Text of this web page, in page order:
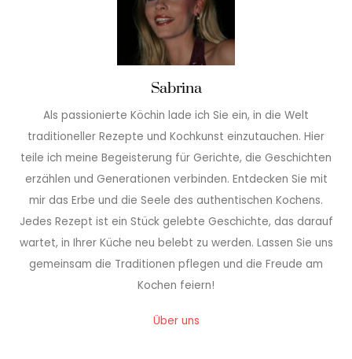
Sabrina
Als passionierte Köchin lade ich Sie ein, in die Welt
traditioneller Rezepte und Kochkunst einzutauchen. Hier
teile ich meine Begeisterung für Gerichte, die Geschichten
erzählen und Generationen verbinden. Entdecken Sie mit
mir das Erbe und die Seele des authentischen Kochens.
Jedes Rezept ist ein Stück gelebte Geschichte, das darauf
wartet, in Ihrer Küche neu belebt zu werden. Lassen Sie uns
gemeinsam die Traditionen pflegen und die Freude am
Kochen feiern!
Über uns